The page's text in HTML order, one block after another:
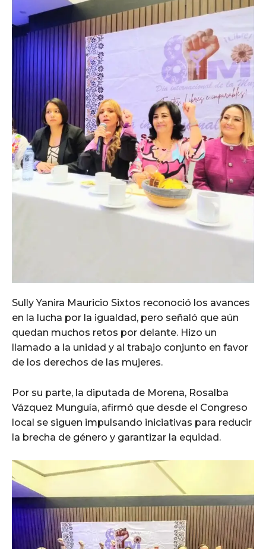
Sully Yanira Mauricio Sixtos reconoció los avances
en la lucha por la igualdad, pero señaló que aún
quedan muchos retos por delante. Hizo un
llamado a la unidad y al trabajo conjunto en favor
de los derechos de las mujeres.
Por su parte, la diputada de Morena, Rosalba
Vázquez Munguía, afirmó que desde el Congreso
local se siguen impulsando iniciativas para reducir
la brecha de género y garantizar la equidad.